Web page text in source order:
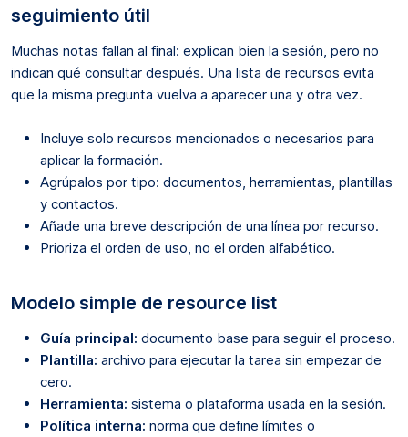
seguimiento útil
Muchas notas fallan al final: explican bien la sesión, pero no
indican qué consultar después. Una lista de recursos evita
que la misma pregunta vuelva a aparecer una y otra vez.
Incluye solo recursos mencionados o necesarios para
aplicar la formación.
Agrúpalos por tipo: documentos, herramientas, plantillas
y contactos.
Añade una breve descripción de una línea por recurso.
Prioriza el orden de uso, no el orden alfabético.
Modelo simple de resource list
Guía principal: documento base para seguir el proceso.
Plantilla: archivo para ejecutar la tarea sin empezar de
cero.
Herramienta: sistema o plataforma usada en la sesión.
Política interna: norma que define límites o